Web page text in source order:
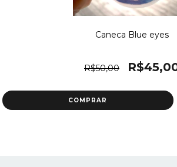
Caneca Blue eyes
R$50,00